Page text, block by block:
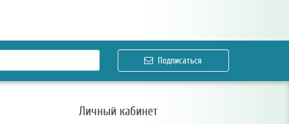
Подписаться
Личный кабинет